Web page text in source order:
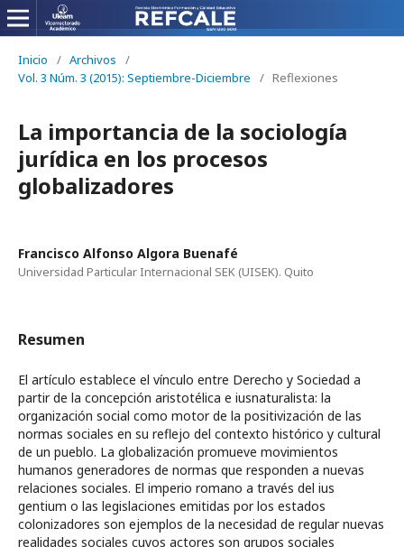
Inicio / Archivos
/
Vol. 3 Núm. 3 (2015): Septiembre-Diciembre
/ Reflexiones
La importancia de la sociología
jurídica en los procesos
globalizadores
Francisco Alfonso Algora Buenafé
Universidad Particular Internacional SEK (UISEK). Quito
Resumen
El artículo establece el vínculo entre Derecho y Sociedad a
partir de la concepción aristotélica e iusnaturalista: la
organización social como motor de la positivización de las
normas sociales en su reflejo del contexto histórico y cultural
de un pueblo. La globalización promueve movimientos
humanos generadores de normas que responden a nuevas
relaciones sociales. El imperio romano a través del ius
gentium o las legislaciones emitidas por los estados
colonizadores son ejemplos de la necesidad de regular nuevas
realidades sociales cuyos actores son grupos sociales